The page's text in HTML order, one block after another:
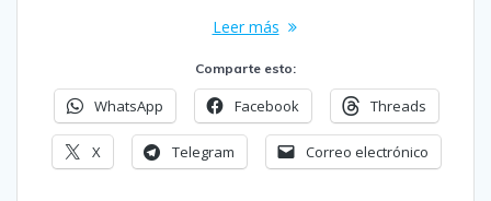
Leer más
Comparte esto:
WhatsApp Facebook Threads
X Telegram Correo electrónico